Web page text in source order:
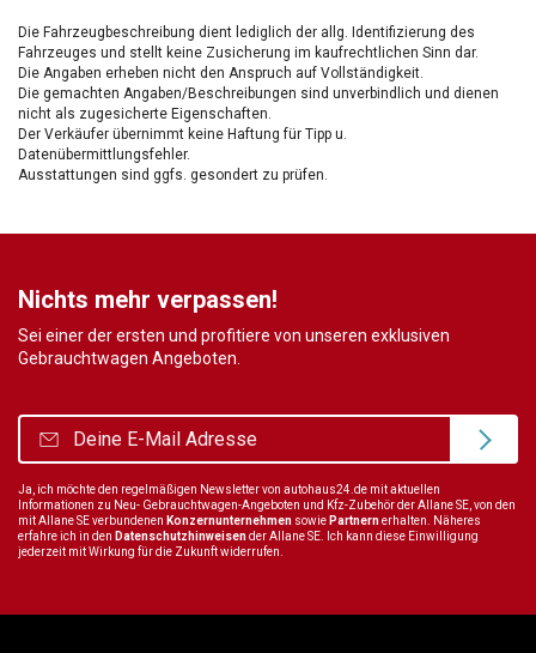
Die Fahrzeugbeschreibung dient lediglich der allg. Identifizierung des
Fahrzeuges und stellt keine Zusicherung im kaufrechtlichen Sinn dar.
Die Angaben erheben nicht den Anspruch auf Vollständigkeit.
Die gemachten Angaben/Beschreibungen sind unverbindlich und dienen
nicht als zugesicherte Eigenschaften.
Der Verkäufer übernimmt keine Haftung für Tipp u.
Datenübermittlungsfehler.
Ausstattungen sind ggfs. gesondert zu prüfen.
Nichts mehr verpassen!
Sei einer der ersten und profitiere von unseren exklusiven
Gebrauchtwagen Angeboten.
Ja, ich möchte den regelmäßigen Newsletter von autohaus24.de mit aktuellen
Informationen zu Neu- Gebrauchtwagen-Angeboten und Kfz-Zubehör der Allane SE, von den
mit Allane SE verbundenen Konzernunternehmen sowie Partnernerhalten. Näheres
erfahre ich in den Datenschutzhinweisender Allane SE. Ich kann diese Einwilligung
jederzeit mit Wirkung für die Zukunft widerrufen.